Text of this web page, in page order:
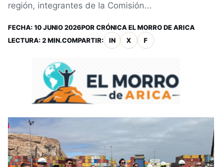
región, integrantes de la Comisión...
FECHA: 10 JUNIO 2026POR CRÓNICA EL MORRO DE ARICA
LECTURA: 2 MIN.COMPARTIR: IN X F